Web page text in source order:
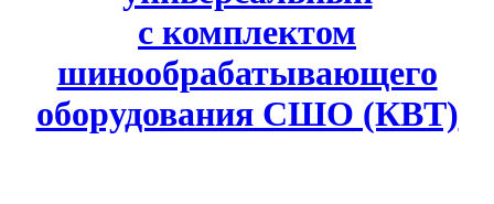
с комплектом
шинообрабатывающего
оборудования СШО (КВТ)